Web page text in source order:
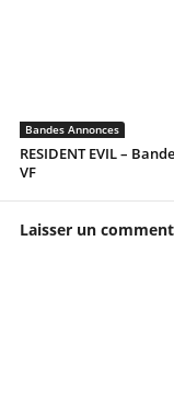
Bandes Annonces
RESIDENT EVIL –
VF
Laisser un